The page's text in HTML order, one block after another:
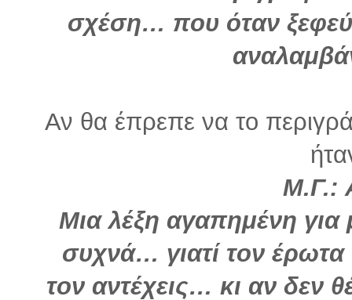
σχέση… που όταν
Αν θα έπρεπε να το
Μ.Γ.:
Μια λέξη αγαπημένη
συχνά… γιατί τον έρωτα
τον αντέχεις… κι αν δεν